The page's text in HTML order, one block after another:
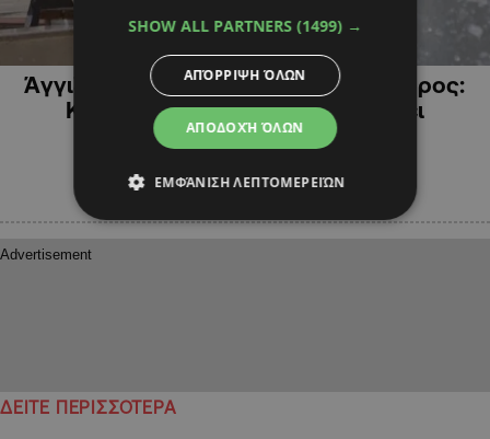
Άγγιξε τους 39 βαθμούς ο υδράργυρος:
Κάνει βουτιά αλλά η ζέστη μένει
ΔΕΙΤΕ ΠΕΡΙΣΣΟΤΕΡΑ
SHOW ALL PARTNERS (1499) →
ΑΠΟΔΟΧΉ ΌΛΩΝ
ΑΠΌΡΡΙΨΗ ΌΛΩΝ
ΕΜΦΆΝΙΣΗ ΛΕΠΤΟΜΕΡΕΙΏΝ